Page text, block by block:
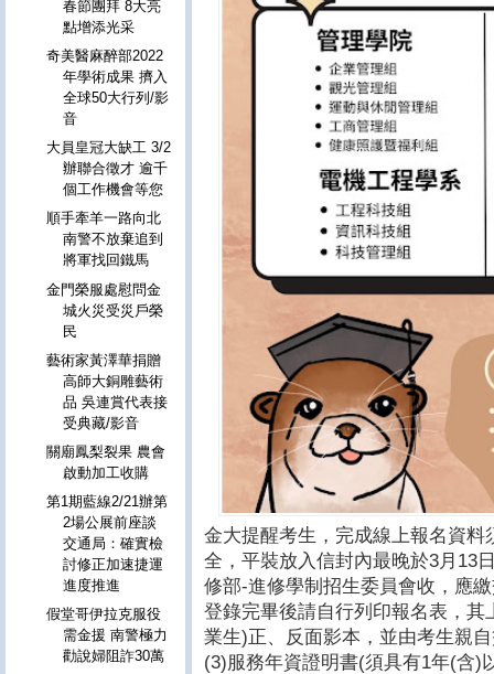
金大提醒考生，完成線上報名資
全，平裝放入信封內最晚於3月13
修部-進修學制招生委員會收，應
登錄完畢後請自行列印報名表，
業生)正、反面影本，並由考生親
(3)服務年資證明書(須具有1年(含)
春節團拜 8大亮
點增添光采
奇美醫麻醉部2022
年學術成果 擠入
全球50大行列/影
音
大員皇冠大缺工 3/2
辦聯合徵才 逾千
個工作機會等您
順手牽羊一路向北
南警不放棄追到
將軍找回鐵馬
金門榮服處慰問金
城火災受災戶榮
民
藝術家黃澤華捐贈
高師大銅雕藝術
品 吳連賞代表接
受典藏/影音
關廟鳳梨裂果 農會
啟動加工收購
第1期藍線2/21辦第
2場公展前座談
交通局：確實檢
討修正加速捷運
進度推進
假堂哥伊拉克服役
需金援 南警極力
勸說婦阻詐30萬